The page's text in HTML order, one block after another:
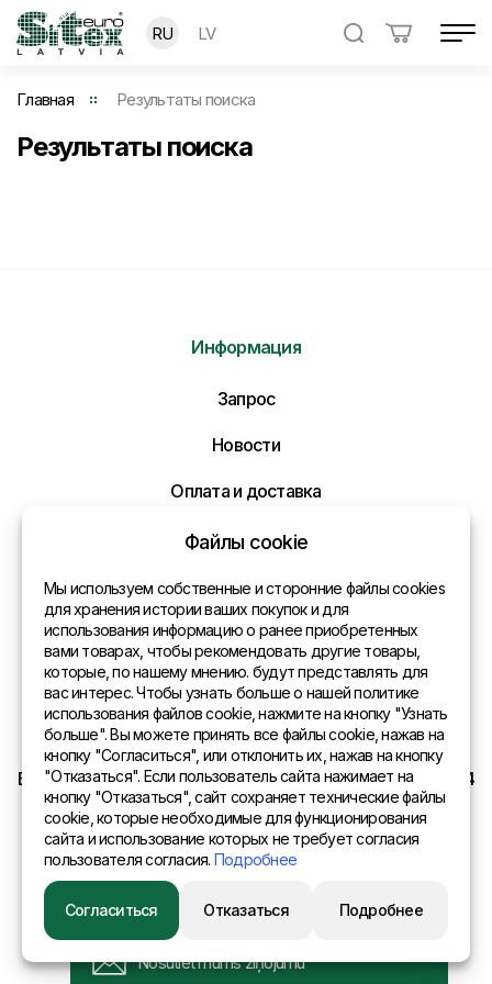
RU LV
Главная Результаты поиска
Результаты поиска
Nosūtiet mums ziņojumu
Информация
Запрос
Новости
Оплата и доставка
Политика конфиденциальности
Контакты
Общая информация
Представительства в мире
Адрес
EURO SITEX Latvia Daugavpils A.Pumpura iela 104b LV 5404
© 2015 Eurositex Latvija
Разработано в студии Esteriol
Файлы cookie
Мы используем собственные и сторонние файлы cookies
для хранения истории ваших покупок и для
использования информацию о ранее приобретенных
вами товарах, чтобы рекомендовать другие товары,
которые, по нашему мнению. будут представлять для
вас интерес. Чтобы узнать больше о нашей политике
использования файлов cookie, нажмите на кнопку "Узнать
больше". Вы можете принять все файлы cookie, нажав на
кнопку "Согласиться", или отклонить их, нажав на кнопку
"Отказаться". Если пользователь сайта нажимает на
кнопку "Отказаться", сайт сохраняет технические файлы
cookie, которые необходимые для функционирования
сайта и использование которых не требует согласия
пользователя согласия. Подробнее
Согласиться Отказаться Подробнее